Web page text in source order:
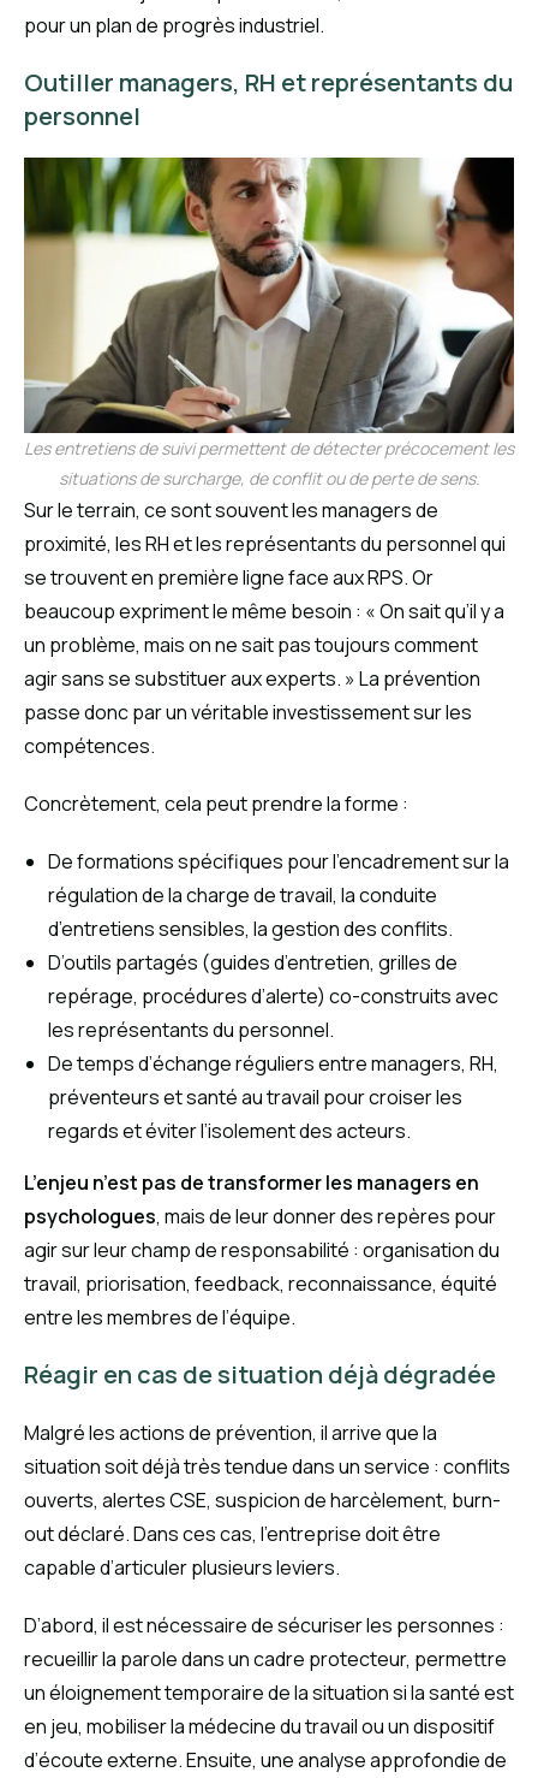
pour un plan de progrès industriel.
Outiller managers, RH et représentants du
personnel
Les entretiens de suivi permettent de détecter précocement les
situations de surcharge, de conflit ou de perte de sens.
Sur le terrain, ce sont souvent les managers de
proximité, les RH et les représentants du personnel qui
se trouvent en première ligne face aux RPS. Or
beaucoup expriment le même besoin : « On sait qu’il y a
un problème, mais on ne sait pas toujours comment
agir sans se substituer aux experts. » La prévention
passe donc par un véritable investissement sur les
compétences.
Concrètement, cela peut prendre la forme :
De formations spécifiques pour l’encadrement sur la
régulation de la charge de travail, la conduite
d’entretiens sensibles, la gestion des conflits.
D’outils partagés (guides d’entretien, grilles de
repérage, procédures d’alerte) co-construits avec
les représentants du personnel.
De temps d’échange réguliers entre managers, RH,
préventeurs et santé au travail pour croiser les
regards et éviter l’isolement des acteurs.
L’enjeu n’est pas de transformer les managers en
psychologues, mais de leur donner des repères pour
agir sur leur champ de responsabilité : organisation du
travail, priorisation, feedback, reconnaissance, équité
entre les membres de l’équipe.
Réagir en cas de situation déjà dégradée
Malgré les actions de prévention, il arrive que la
situation soit déjà très tendue dans un service : conflits
ouverts, alertes CSE, suspicion de harcèlement, burn-
out déclaré. Dans ces cas, l’entreprise doit être
capable d’articuler plusieurs leviers.
D’abord, il est nécessaire de sécuriser les personnes :
recueillir la parole dans un cadre protecteur, permettre
un éloignement temporaire de la situation si la santé est
en jeu, mobiliser la médecine du travail ou un dispositif
d’écoute externe. Ensuite, une analyse approfondie de